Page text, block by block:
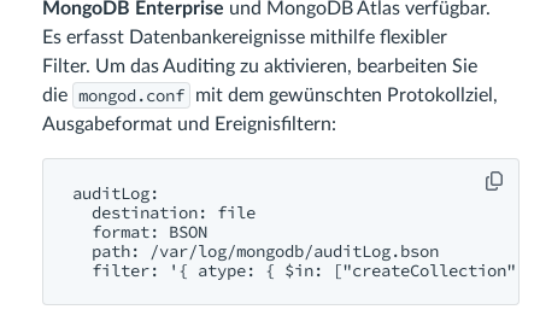
MongoDB Enterprise und MongoDB Atlas verfügbar.
Es erfasst Datenbankereignisse mithilfe flexibler
Filter. Um das Auditing zu aktivieren, bearbeiten Sie
die mongod.conf
mit dem gewünschten Protokollziel,
Ausgabeformat und Ereignisfiltern:
auditLog:
  destination: file
  format: BSON
  path: /var/log/mongodb/auditLog.bson